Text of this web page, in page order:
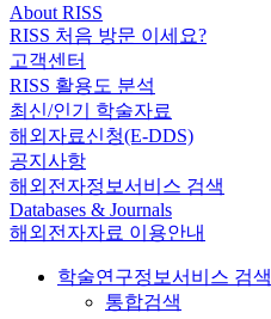
About RISS
RISS 처음 방문 이세요?
고객센터
RISS 활용도 분석
최신/인기 학술자료
해외자료신청(E-DDS)
공지사항
해외전자정보서비스 검색
Databases & Journals
해외전자자료 이용안내
학술연구정보서비스 검색
통합검색